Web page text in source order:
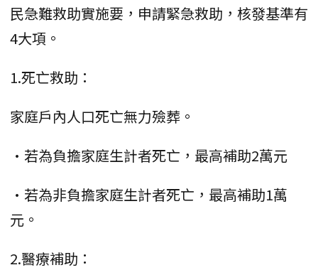
民急難救助實施要，申請緊急救助，核發基準有
4大項。
1.死亡救助：
家庭戶內人口死亡無力殮葬。
•若為負擔家庭生計者死亡，最高補助2萬元
•若為非負擔家庭生計者死亡，最高補助1萬
元。
2.醫療補助：